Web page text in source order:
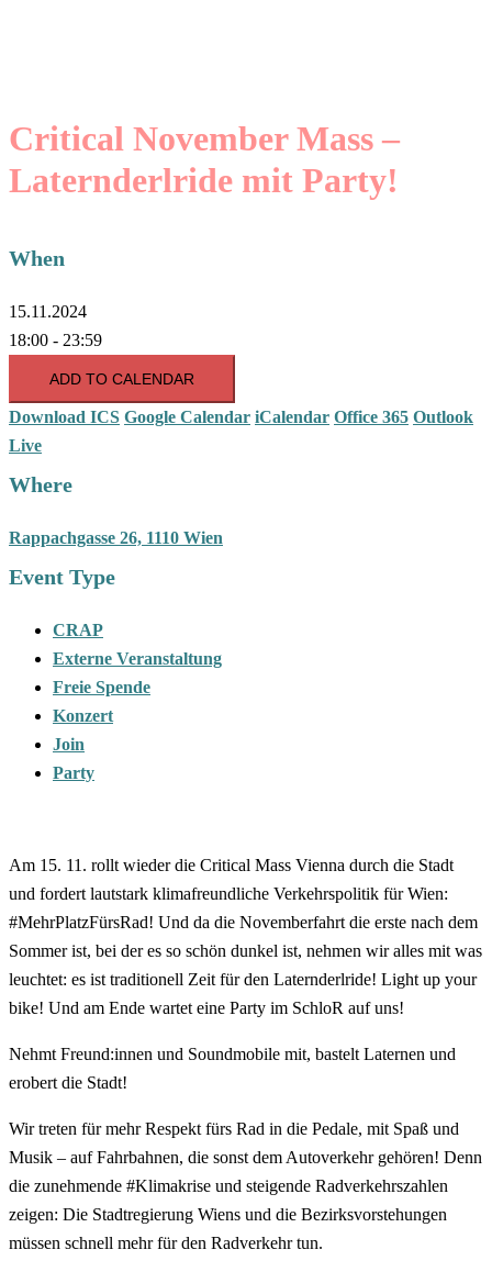
Critical November Mass –
Laternderlride mit Party!
When
15.11.2024
18:00 - 23:59
ADD TO CALENDAR
Download ICS Google Calendar iCalendar Office 365 Outlook
Live
Where
Rappachgasse 26, 1110 Wien
Event Type
CRAP
Externe Veranstaltung
Freie Spende
Konzert
Join
Party
Am 15. 11. rollt wieder die Critical Mass Vienna durch die Stadt
und fordert lautstark klimafreundliche Verkehrspolitik für Wien:
#MehrPlatzFürsRad! Und da die Novemberfahrt die erste nach dem
Sommer ist, bei der es so schön dunkel ist, nehmen wir alles mit was
leuchtet: es ist traditionell Zeit für den Laternderlride! Light up your
bike! Und am Ende wartet eine Party im SchloR auf uns!
Nehmt Freund:innen und Soundmobile mit, bastelt Laternen und
erobert die Stadt!
Wir treten für mehr Respekt fürs Rad in die Pedale, mit Spaß und
Musik – auf Fahrbahnen, die sonst dem Autoverkehr gehören! Denn
die zunehmende #Klimakrise und steigende Radverkehrszahlen
zeigen: Die Stadtregierung Wiens und die Bezirksvorstehungen
müssen schnell mehr für den Radverkehr tun.